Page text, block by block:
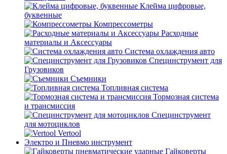
Клейма цифровые,
буквенные
Компрессометры
Расходные
материалы и Аксессуары
Система охлаждения авто
Специнструмент для
Грузовиков
Съемники
Топливная система
Тормозная система
и трансмиссия
Специнструмент
для мотоциклов
Vertool
Электро и Пневмо инструмент
Гайковерты